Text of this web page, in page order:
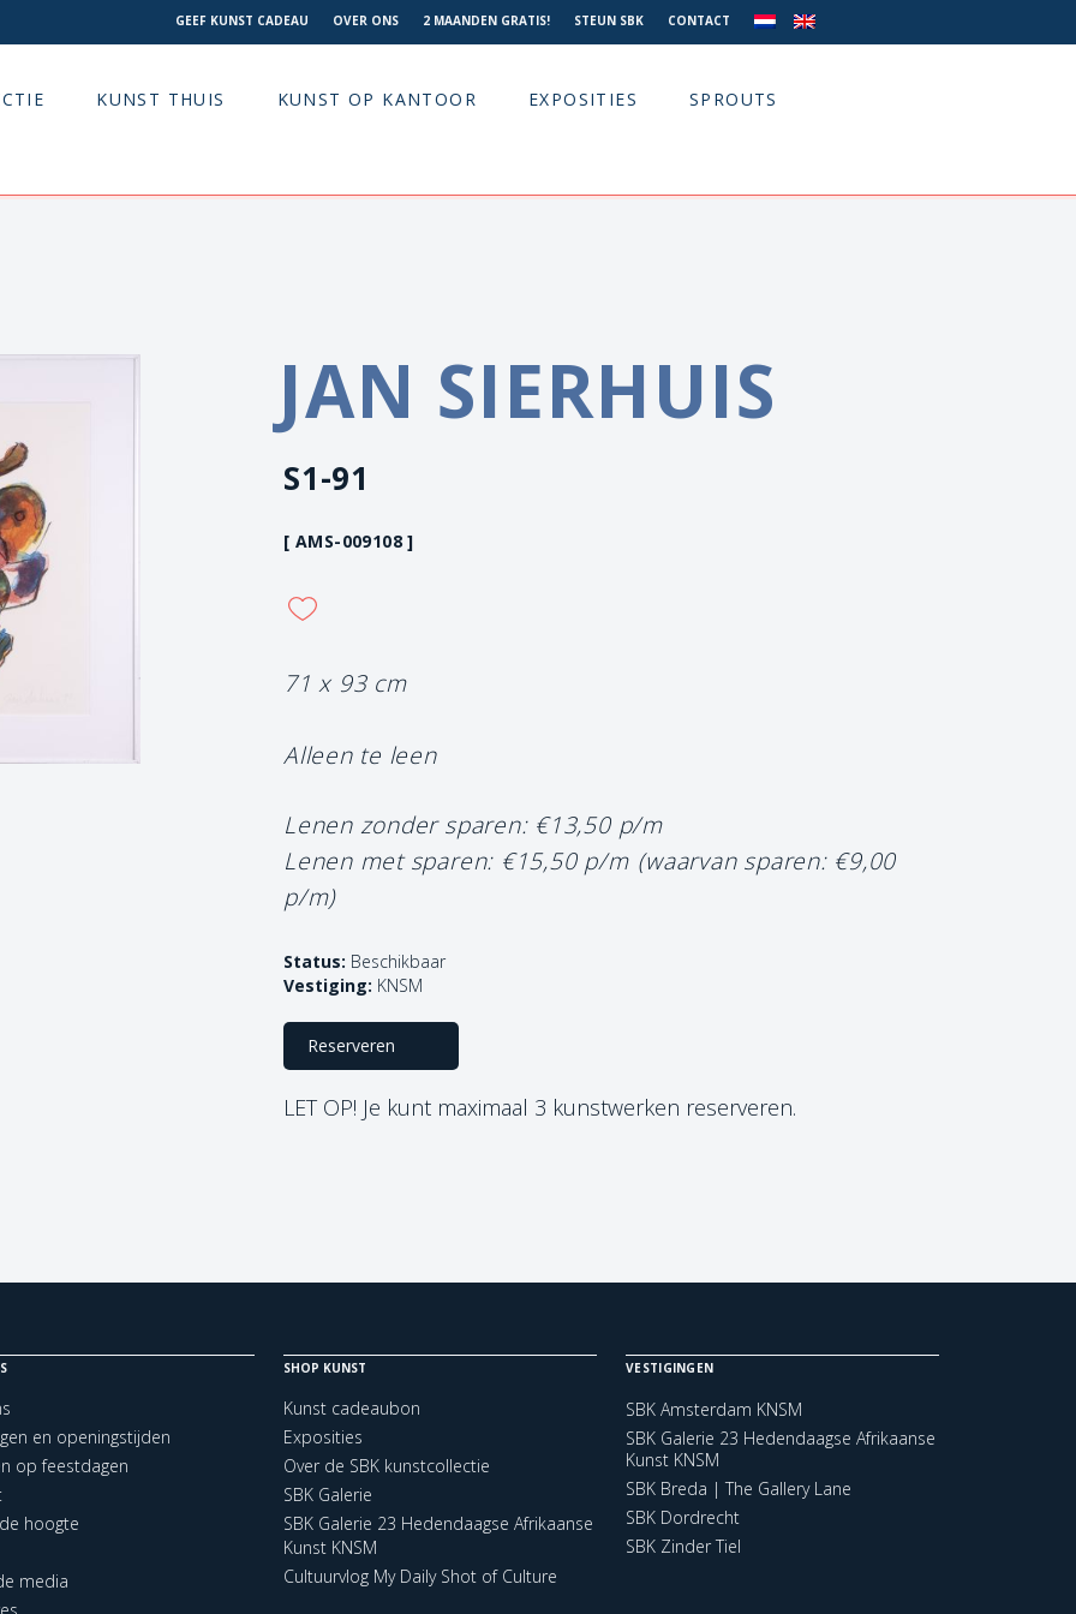
GEEF KUNST CADEAU OVER ONS 2 MAANDEN GRATIS! STEUN SBK CONTACT
KUNST THUIS KUNST OP KANTOOR EXPOSITIES SPROUTS
JAN SIERHUIS
S1-91
[ AMS-009108 ]
71 x 93 cm
Alleen te leen
Lenen zonder sparen: €13,50 p/m
Lenen met sparen: €15,50 p/m (waarvan sparen: €9,00
p/m)
Status: Beschikbaar
Vestiging: KNSM
Reserveren
LET OP! Je kunt maximaal 3 kunstwerken reserveren.
en openingstijden
op feestdagen
hoogte
media
SHOP KUNST
Kunst cadeaubon
Exposities
Over de SBK kunstcollectie
SBK Galerie
SBK Galerie 23 Hedendaagse Afrikaanse
Kunst KNSM
Cultuurvlog My Daily Shot of Culture
VESTIGINGEN
SBK Amsterdam KNSM
SBK Galerie 23 Hedendaagse Afrikaanse
Kunst KNSM
SBK Breda | The Gallery Lane
SBK Dordrecht
SBK Zinder Tiel